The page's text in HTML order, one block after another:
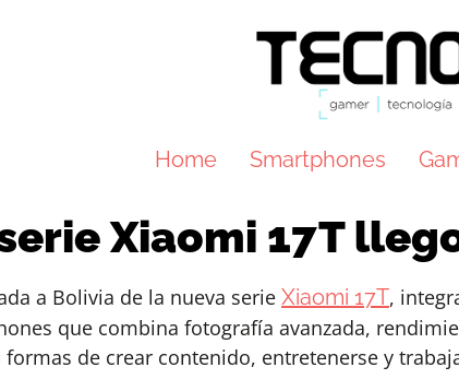
Home Smartphones
Xiaomi 17T
a Bolivia de la nueva serie Xiaomi 17T,
que combina fotografía avanzada,
de crear contenido, entretenerse y